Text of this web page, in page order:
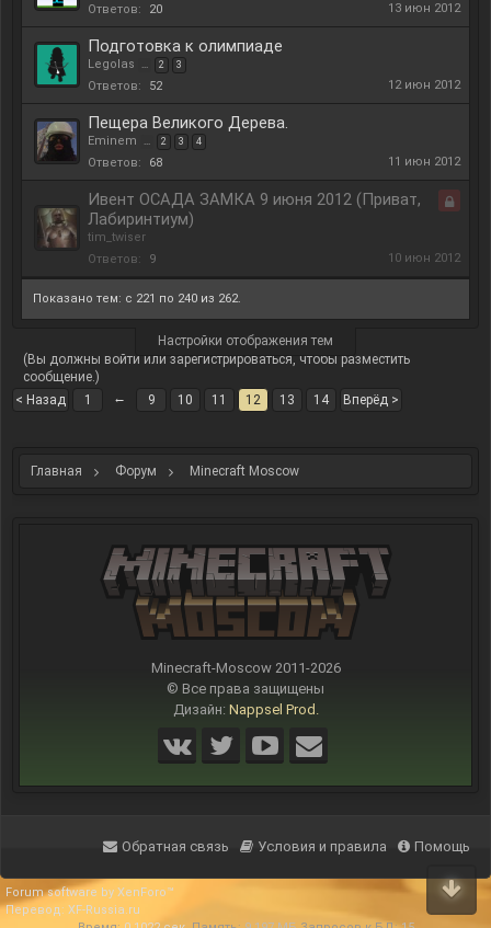
Ответов: 20 13 июн 2012
Подготовка к олимпиаде
Legolas ... 2 3
Ответов: 52 12 июн 2012
Пещера Великого Дерева.
Eminem ... 2 3 4
Ответов: 68 11 июн 2012
Ивент ОСАДА ЗАМКА 9 июня 2012 (Приват,
Лабиринтиум)
tim_twiser
Ответов:
9 10 июн 2012
Показано тем: с 221 по 240 из 262.
Настройки отображения тем
(Вы должны войти или зарегистрироваться, чтобы разместить
сообщение.)
< Назад
1 ← 9 10 11 12 13 14 Вперёд >
Главная Форум Minecraft Moscow
Minecraft-Moscow 2011-2026
© Все права защищены
Дизайн: Nappsel Prod.
Обратная связь Условия и правила Помощь
Forum software by XenForo™
Перевод: XF-Russia.ru